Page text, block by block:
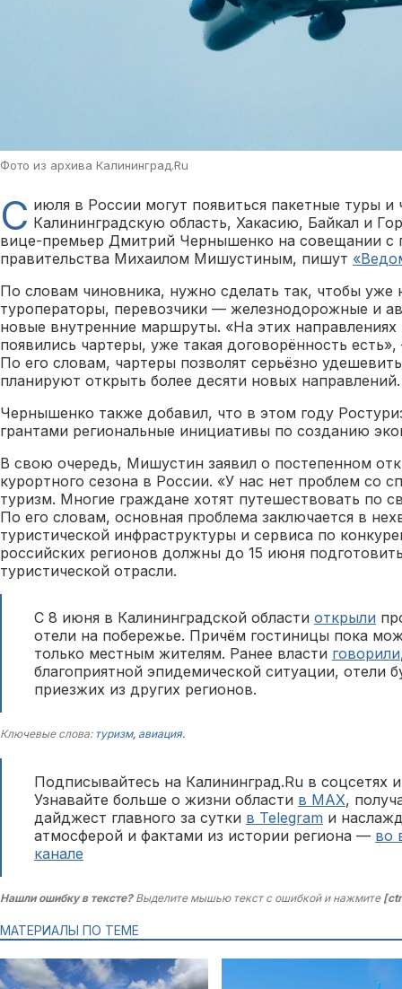
Фото из архива Калининград.Ru
С июля в России могут появиться пакетные туры и
Калининградскую область, Хакасию, Байкал и
вице-премьер Дмитрий Чернышенко на совещании с
правительства Михаилом Мишустиным, пишут
По словам чиновника, нужно сделать так, чтобы уже
туроператоры, перевозчики — железнодорожные и
новые внутренние маршруты. «На этих
появились чартеры, уже такая договорённость
По его словам, чартеры позволят серьёзно
планируют открыть более десяти новых направлений.
Чернышенко также добавил, что в этом году
грантами региональные инициативы по созданию
В свою очередь, Мишустин заявил о постепенном
курортного сезона в России. «У нас нет проблем со
туризм. Многие граждане хотят путешествовать по
По его словам, основная проблема заключается в
туристической инфраструктуры и сервиса по
российских регионов должны до 15 июня
туристической отрасли.
С 8 июня в Калининградской области открыли
отели на побережье. Причём гостиницы пока
только местным жителям. Ранее власти говорили
благоприятной эпидемической ситуации, отели
приезжих из других регионов.
Ключевые слова: туризм, авиация.
Подписывайтесь на Калининград.Ru в соцсетях
Узнавайте больше о жизни области в MAX,
дайджест главного за сутки в Telegram и
атмосферой и фактами из истории региона — во
канале
Нашли ошибку в тексте?Выделите мышью текст с ошибкой и нажмите
МАТЕРИАЛЫ ПО ТЕМЕ